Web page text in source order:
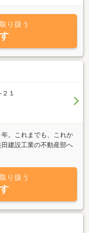
り扱う
１
。これまでも、これか
建設工業の不動産部へ
り扱う